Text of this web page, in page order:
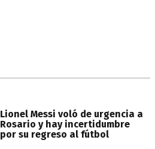
Lionel Messi voló de urgencia a
Rosario y hay incertidumbre
por su regreso al fútbol